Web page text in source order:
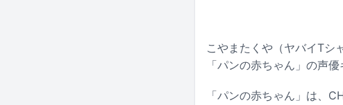
こやまたくや（ヤバイTシ
「パンの赤ちゃん」の声
「パンの赤ちゃん」は、